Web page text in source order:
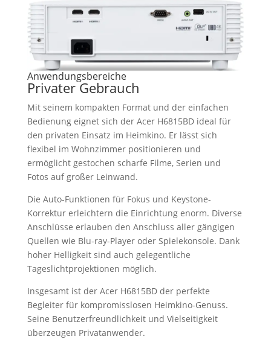
Anwendungsbereiche
Privater Gebrauch
Mit seinem kompakten Format und der einfachen
Bedienung eignet sich der Acer H6815BD ideal für
den privaten Einsatz im Heimkino. Er lässt sich
flexibel im Wohnzimmer positionieren und
ermöglicht gestochen scharfe Filme, Serien und
Fotos auf großer Leinwand.
Die Auto-Funktionen für Fokus und Keystone-
Korrektur erleichtern die Einrichtung enorm. Diverse
Anschlüsse erlauben den Anschluss aller gängigen
Quellen wie Blu-ray-Player oder Spielekonsole. Dank
hoher Helligkeit sind auch gelegentliche
Tageslichtprojektionen möglich.
Insgesamt ist der Acer H6815BD der perfekte
Begleiter für kompromisslosen Heimkino-Genuss.
Seine Benutzerfreundlichkeit und Vielseitigkeit
überzeugen Privatanwender.